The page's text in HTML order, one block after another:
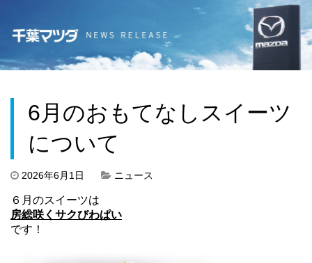
6月のおもてなしスイーツ
について
2026年6月1日 ニュース
６月のスイーツは
房総咲くサクびわぱい
です！